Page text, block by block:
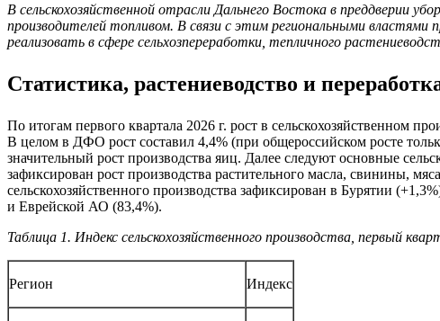
В сельскохозяйственной отрасли Дальнего Востока в преддверии
производителей топливом. В связи с этим региональными
реализовать в сфере сельхозпереработки, тепличного
Статистика, растениеводство и
По итогам первого квартала 2026 г. рост в сельскохозяйственном
В целом в ДФО рост составил 4,4% (при общероссийском росте
значительный рост производства яиц. Далее следуют основные
зафиксирован рост производства растительного масла, свинины,
сельскохозяйственного производства зафиксирован в Бурятии
и Еврейской АО (83,4%).
Таблица 1. Индекс сельскохозяйственного производства, первый
Регион Индекс